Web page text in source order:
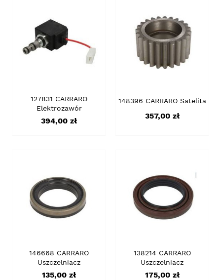
127831 CARRARO
Elektrozawór
Cena
394,00 zł
148396 CARRARO Satelita
Cena
357,00 zł
146668 CARRARO
Uszczelniacz
Cena
135,00 zł
138214 CARRARO
Uszczelniacz
Cena
175,00 zł